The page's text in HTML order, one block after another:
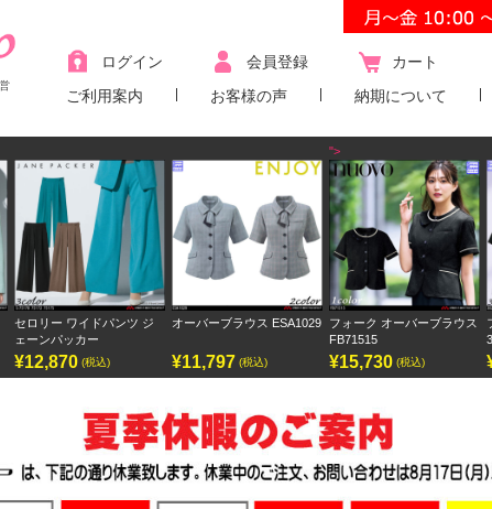
ログイン 会員登録
カート
ご利用案内
お客様の声 納期について
ンツ ジ オーバーブラウス ESA1029
¥11,797
フォーク オーバーブラウス
¥15,730
フォーク ワンピース
¥9,438